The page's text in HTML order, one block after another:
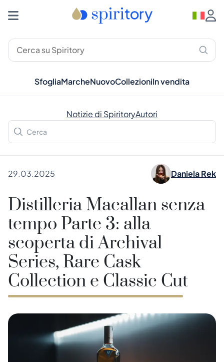
SfogliaMarcheNuovoCollezioniIn vendita
Notizie di SpiritoryAutori
29.03.2025 Daniela Rek
Distilleria Macallan senza
tempo Parte 3: alla
scoperta di Archival
Series, Rare Cask
Collection e Classic Cut